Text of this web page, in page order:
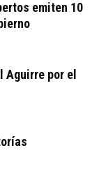
emiten 10
Aguirre por el